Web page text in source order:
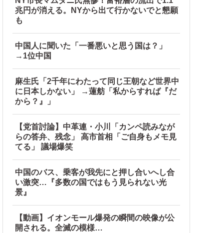
兆円が消える。NYから出て行かないでと懇願
も
中国人に聞いた「一番悪いと思う国は？」
→1位中国
麻生氏「2千年にわたって同じ王朝など世界中
に日本しかない」 →蓮舫「私からすれば『だ
から？』」
【党首討論】中革連・小川「カンペ読みなが
らの答弁、残念」 高市首相「ご自身もメモ見
てる」 議場爆笑
中国のバス、乗客が我先にと押し合いへし合
い激突…『多数の国ではもう見られない光
景』
【動画】イオンモール爆発の瞬間の映像が公
開される。全滅の模様…